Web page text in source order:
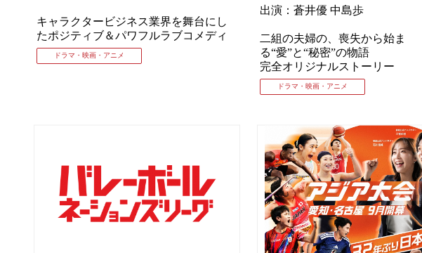
キャラクタービジネス業界を舞台にし
たポジティブ＆パワフルラブコメディ
ドラマ・映画・アニメ
出演：蒼井優 中島歩
⼆組の夫婦の、喪失から始ま
る“愛”と“秘密”の物語
完全オリジナルストーリー
ドラマ・映画・アニメ